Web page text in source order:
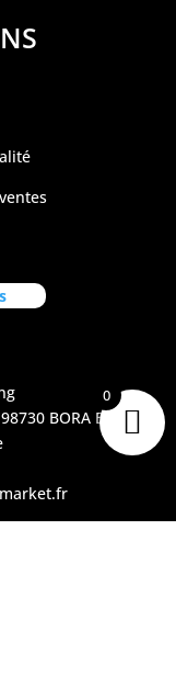
BORA BORA
0